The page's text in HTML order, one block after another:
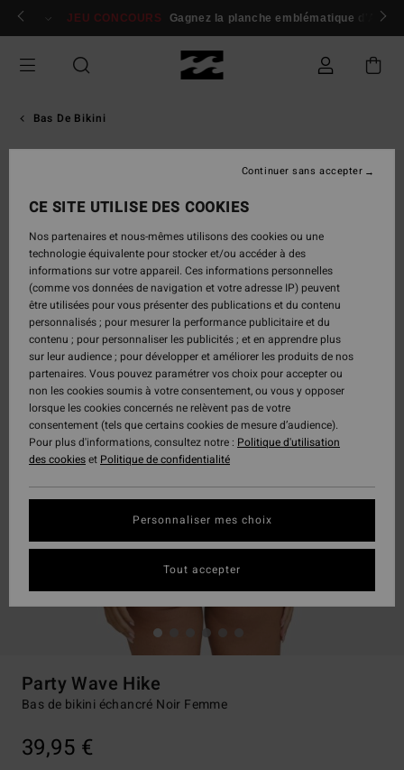
Passer
Se connecter / s'inscrire
JEU CONCOURS Gagnez la planche emblématique d'Andy
Bas De Bikini
Party Wave Hike
Bas de bikini échancré Noir Femme
39,95 €
CE SITE UTILISE DES COOKIES
Nos partenaires et nous-mêmes utilisons des cookies ou une
technologie équivalente pour stocker et/ou accéder à des
informations sur votre appareil. Ces informations personnelles
(comme vos données de navigation et votre adresse IP) peuvent
être utilisées pour vous présenter des publications et du contenu
personnalisés ; pour mesurer la performance publicitaire et du
contenu ; pour personnaliser les publicités ; et en apprendre plus
sur leur audience ; pour développer et améliorer les produits de nos
partenaires. Vous pouvez paramétrer vos choix pour accepter ou
non les cookies soumis à votre consentement, ou vous y opposer
lorsque les cookies concernés ne relèvent pas de votre
consentement (tels que certains cookies de mesure d’audience).
Pour plus d'informations, consultez notre : Politique d'utilisation
des cookieset Politique de confidentialité
Personnaliser mes choix
Continuer sans accepter
Tout accepter